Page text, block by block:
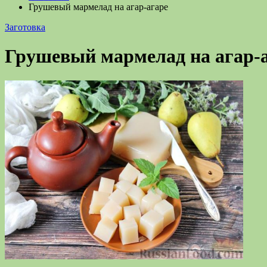
Грушевый мармелад на агар-агаре
Заготовка
Грушевый мармелад на агар-